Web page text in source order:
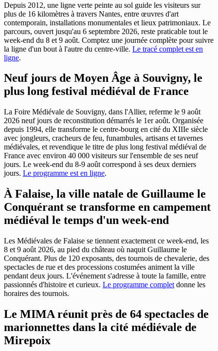
Depuis 2012, une ligne verte peinte au sol guide les visiteurs sur
plus de 16 kilomètres à travers Nantes, entre œuvres d'art
contemporain, installations monumentales et lieux patrimoniaux. Le
parcours, ouvert jusqu'au 6 septembre 2026, reste praticable tout le
week-end du 8 et 9 août. Comptez une journée complète pour suivre
la ligne d'un bout à l'autre du centre-ville. Le tracé complet est en
ligne.
Neuf jours de Moyen Âge à Souvigny, le
plus long festival médiéval de France
La Foire Médiévale de Souvigny, dans l'Allier, referme le 9 août
2026 neuf jours de reconstitution démarrés le 1er août. Organisée
depuis 1994, elle transforme le centre-bourg en cité du XIIIe siècle
avec jongleurs, cracheurs de feu, funambules, artisans et tavernes
médiévales, et revendique le titre de plus long festival médiéval de
France avec environ 40 000 visiteurs sur l'ensemble de ses neuf
jours. Le week-end du 8-9 août correspond à ses deux derniers
jours. Le programme est en ligne.
À Falaise, la ville natale de Guillaume le
Conquérant se transforme en campement
médiéval le temps d'un week-end
Les Médiévales de Falaise se tiennent exactement ce week-end, les
8 et 9 août 2026, au pied du château où naquit Guillaume le
Conquérant. Plus de 120 exposants, des tournois de chevalerie, des
spectacles de rue et des processions costumées animent la ville
pendant deux jours. L'événement s'adresse à toute la famille, entre
passionnés d'histoire et curieux. Le programme complet donne les
horaires des tournois.
Le MIMA réunit près de 64 spectacles de
marionnettes dans la cité médiévale de
Mirepoix